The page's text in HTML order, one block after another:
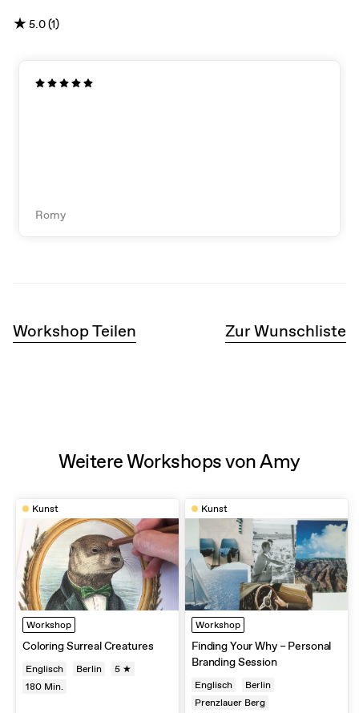
★5.0 (1)
Romy
Workshop Teilen Zur Wunschliste
Weitere Workshops von Amy
Kunst
Workshop
Coloring Surreal Creatures
Englisch Berlin
5 ★
180 Min.
Kunst
Workshop
Finding Your Why – Personal
Branding Session
Englisch
Berlin
Prenzlauer Berg